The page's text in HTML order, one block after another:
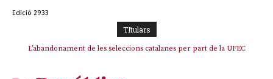
Edició 2933
TItulars
L’abandonament de les seleccions catalanes per part de la UFEC